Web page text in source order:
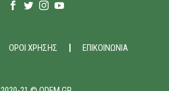
ΟΡΟΙ ΧΡΗΣΗΣ ΕΠΙΚΟΙΝΩΝΙΑ